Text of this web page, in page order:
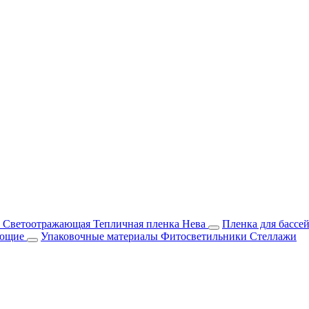
Тепличная пленка Нева
Пленка для
Упаковочные материалы Фитосветильники Стеллажи